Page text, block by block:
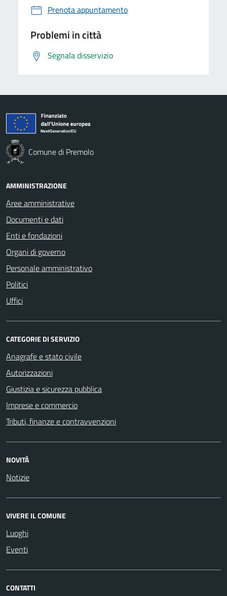
Prenota appuntamento
Problemi in città
Segnala disservizio
Comune di Premolo
AMMINISTRAZIONE
Aree amministrative
Documenti e dati
Enti e fondazioni
Organi di governo
Personale amministrativo
Politici
Uffici
CATEGORIE DI SERVIZIO
Anagrafe e stato civile
Autorizzazioni
Giustizia e sicurezza pubblica
Imprese e commercio
Tributi, finanze e contravvenzioni
NOVITÀ
Notizie
VIVERE IL COMUNE
Luoghi
Eventi
CONTATTI